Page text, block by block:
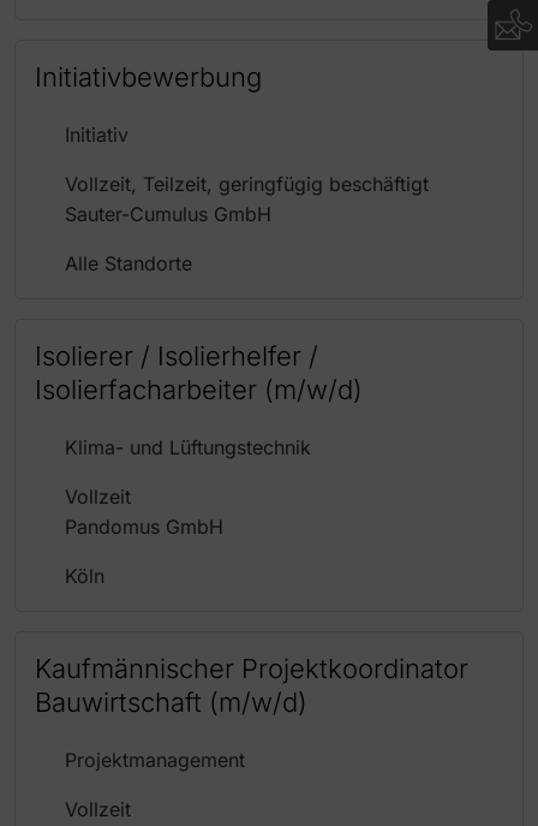
Initiativbewerbung
Initiativ
Vollzeit, Teilzeit, geringfügig beschäftigt
Sauter-Cumulus GmbH
Alle Standorte
Isolierer / Isolierhelfer /
Isolierfacharbeiter (m/w/d)
Klima- und Lüftungstechnik
Vollzeit
Pandomus GmbH
Köln
Kaufmännischer Projektkoordinator
Bauwirtschaft (m/w/d)
Projektmanagement
Vollzeit